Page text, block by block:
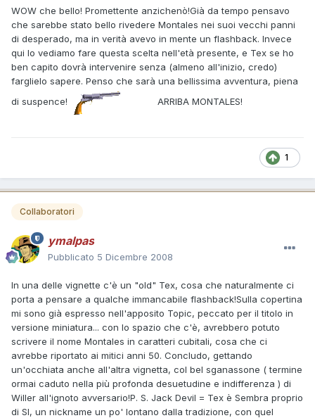
WOW che bello! Promettente anzichenò!Già da tempo pensavo
che sarebbe stato bello rivedere Montales nei suoi vecchi panni
di desperado, ma in verità avevo in mente un flashback. Invece
qui lo vediamo fare questa scelta nell'età presente, e Tex se ho
ben capito dovrà intervenire senza (almeno all'inizio, credo)
farglielo sapere. Penso che sarà una bellissima avventura, piena
di suspence!
ARRIBA MONTALES!
1
Collaboratori
ymalpas
Pubblicato 5 Dicembre 2008
In una delle vignette c'è un "old" Tex, cosa che naturalmente ci
porta a pensare a qualche immancabile flashback!Sulla copertina
mi sono già espresso nell'apposito Topic, peccato per il titolo in
versione miniatura... con lo spazio che c'è, avrebbero potuto
scrivere il nome Montales in caratteri cubitali, cosa che ci
avrebbe riportato ai mitici anni 50. Concludo, gettando
un'occhiata anche all'altra vignetta, col bel sganassone ( termine
ormai caduto nella più profonda desuetudine e indifferenza ) di
Willer all'ignoto avversario!P. S. Jack Devil = Tex è Sembra proprio
di SI, un nickname un po' lontano dalla tradizione, con quel